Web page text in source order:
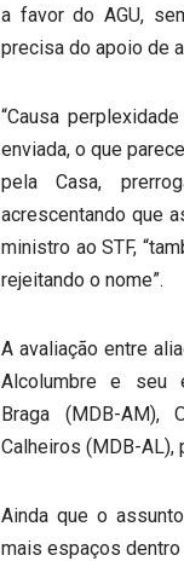
a favor do AGU,
precisa do apoio de
“Causa
enviada, o que
pela Casa,
acrescentando que
ministro ao STF,
rejeitando o nome”.
A avaliação entre
Alcolumbre e seu
Braga (MDB-AM),
Calheiros (MDB-AL),
Ainda que o
mais espaços